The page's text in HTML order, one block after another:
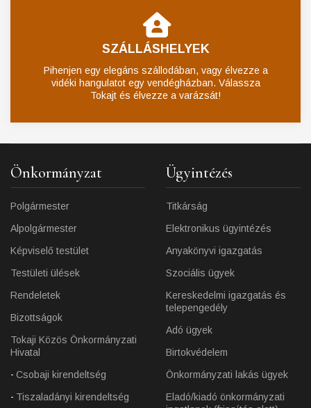
SZÁLLÁSHELYEK
Pihenjen egy elegáns szállodában, vagy élvezze a
vidéki hangulatot egy vendégházban. Válassza
Tokajt és élvezze a varázsát!
Önkormányzat
Polgármester
Alpolgármester
Képviselő testület
Testületi ülések
Rendeletek
Bizottságok
Tokaji Közös Önkormányzati
Hivatal
Csobaji kirendeltség
Tiszaladányi kirendeltség
Ügyintézés
Titkárság
Elektronikus ügyintézés
Anyakönyvi igazgatás
Szociális ügyek
Kereskedelmi igazgatás és
telepengedély
Adó ügyek
Birtokvédelem
Önkormányzati lakás ügyek
Eladó/kiadó önkormányzati